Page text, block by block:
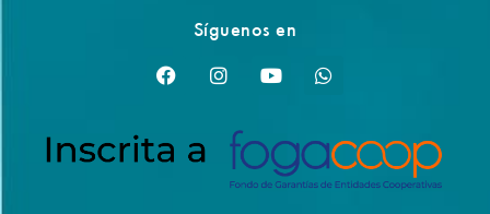
Síguenos en